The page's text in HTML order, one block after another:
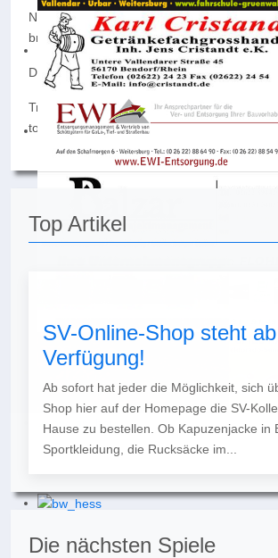
Nach dem Seitenwechsel kamen die
bringen. Sicherheit brachte Lars Velten,
Die starke Mannschaftsleistung wurde
Trainer David Koca zeigte sich nach dem
tolles Spiel mit vielen Toren bieten konnten.“
Top Artikel
SV-Online-Shop steht
Verfügung!
Ab sofort hat jeder die Möglichkeit, sich
Shop hier auf der Homepage die SV-
Hause zu bestellen. Ob Kapuzenjacke in
Sportkleidung, die Rucksäcke im...
Die nächsten Spiele